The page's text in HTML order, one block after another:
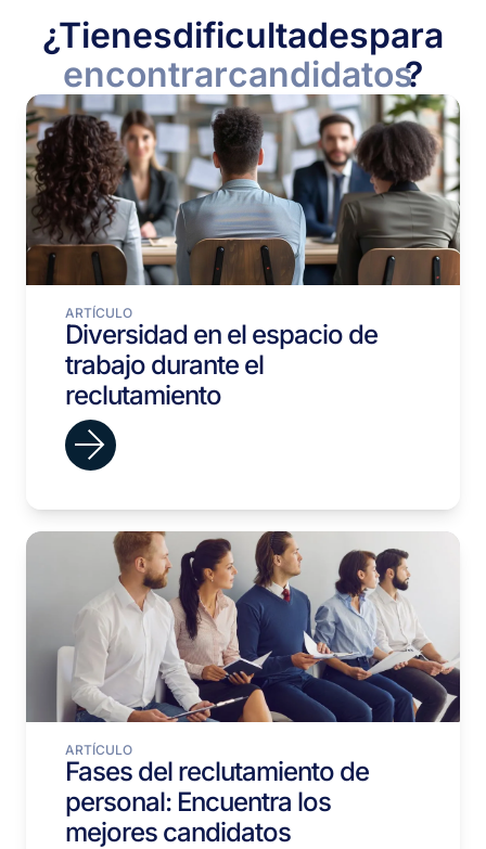
¿Tienesdificultadespara
encontrarcandidatos?
ARTÍCULO
Diversidad en el espacio de
trabajo durante el
reclutamiento
ARTÍCULO
Fases del reclutamiento de
personal: Encuentra los
mejores candidatos